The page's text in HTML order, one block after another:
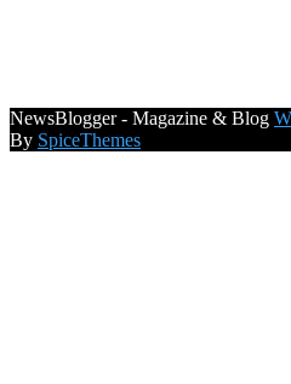
NewsBlogger - Magazine & Blog
By SpiceThemes